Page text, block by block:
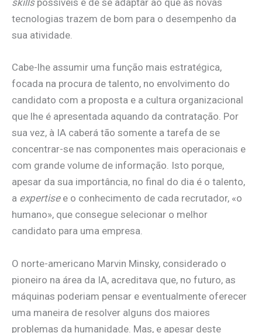
skillspossíveis e de se adaptar ao que as novas
tecnologias trazem de bom para o desempenho da
sua atividade.
Cabe-lhe assumir uma função mais estratégica,
focada na procura de talento, no envolvimento do
candidato com a proposta e a cultura organizacional
que lhe é apresentada aquando da contratação. Por
sua vez, à IA caberá tão somente a tarefa de se
concentrar-se nas componentes mais operacionais e
com grande volume de informação. Isto porque,
apesar da sua importância, no final do dia é o talento,
a expertisee o conhecimento de cada recrutador, «o
humano», que consegue selecionar o melhor
candidato para uma empresa.
O norte-americano Marvin Minsky, considerado o
pioneiro na área da IA, acreditava que, no futuro, as
máquinas poderiam pensar e eventualmente oferecer
uma maneira de resolver alguns dos maiores
problemas da humanidade. Mas, e apesar deste